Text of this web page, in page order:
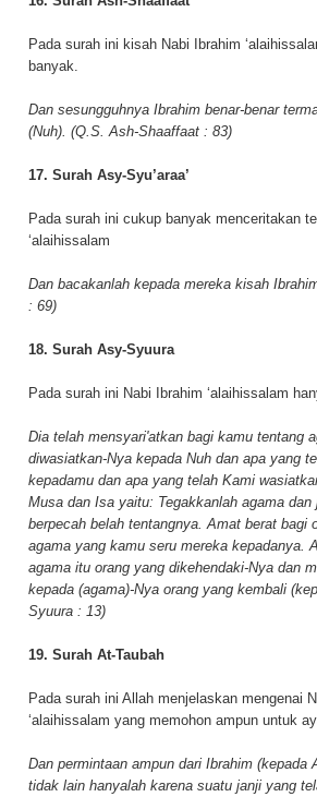
Pada surah ini kisah Nabi Ibrahim
banyak.
Dan sesungguhnya Ibrahim benar-benar
(Nuh). (Q.S. Ash-Shaaffaat : 83)
17. Surah Asy-Syu’araa’
Pada surah ini cukup banyak menceritakan
‘alaihissalam
Dan bacakanlah kepada mereka kisah
: 69)
18. Surah Asy-Syuura
Pada surah ini Nabi Ibrahim ‘alaihissalam
Dia telah mensyari'atkan bagi kamu tentang
diwasiatkan-Nya kepada Nuh dan apa yang
kepadamu dan apa yang telah Kami
Musa dan Isa yaitu: Tegakkanlah agama dan
berpecah belah tentangnya. Amat berat bagi
agama yang kamu seru mereka kepadanya.
agama itu orang yang dikehendaki-Nya dan
kepada (agama)-Nya orang yang kembali
Syuura : 13)
19. Surah At-Taubah
Pada surah ini Allah menjelaskan mengenai
‘alaihissalam yang memohon ampun untuk
Dan permintaan ampun dari Ibrahim (kepada
tidak lain hanyalah karena suatu janji yang